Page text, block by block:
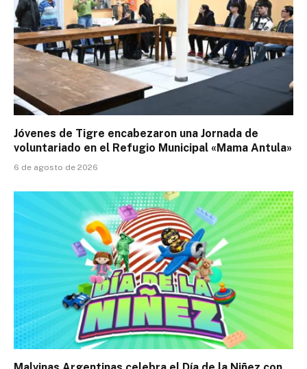
Jóvenes de Tigre encabezaron una Jornada de
voluntariado en el Refugio Municipal «Mama Antula»
6 de agosto de 2026